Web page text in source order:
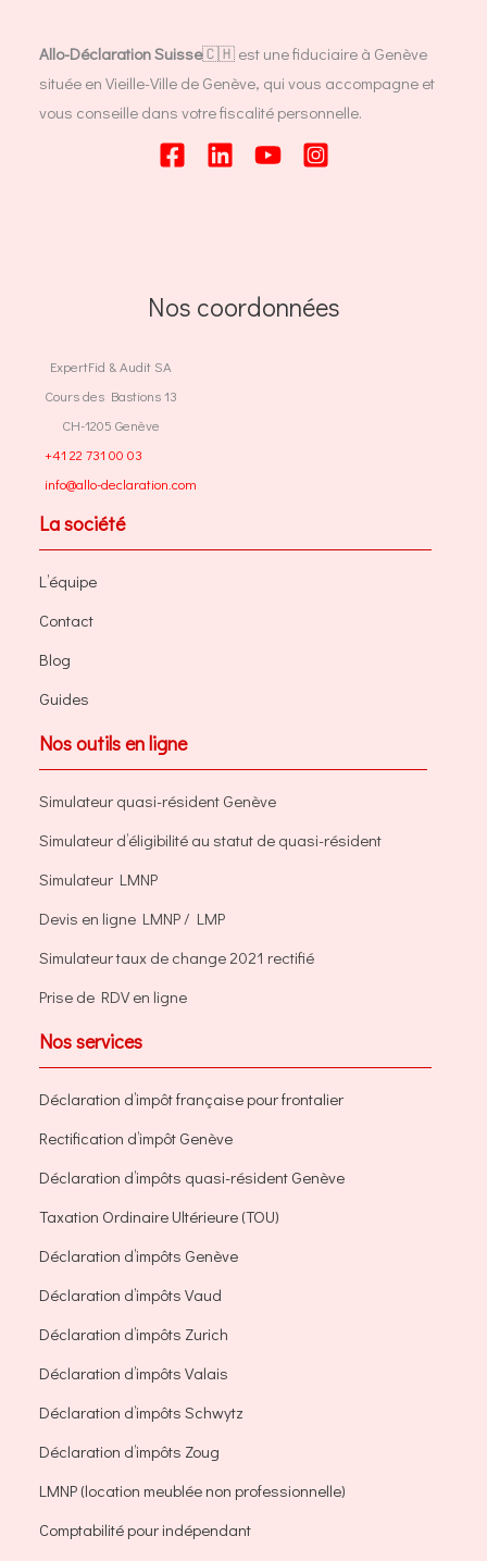
Allo-Déclaration Suisse🇨🇭 est une fiduciaire à Genève
située en Vieille-Ville de Genève, qui vous accompagne et
vous conseille dans votre fiscalité personnelle.
Nos coordonnées
ExpertFid & Audit SA
Cours des Bastions 13
CH-1205 Genève
+41 22 731 00 03
info@allo-declaration.com
La société
L’équipe
Contact
Blog
Guides
Nos outils en ligne
Simulateur quasi-résident Genève
Simulateur d’éligibilité au statut de quasi-résident
Simulateur LMNP
Devis en ligne LMNP / LMP
Simulateur taux de change 2021 rectifié
Prise de RDV en ligne
Nos services
Déclaration d’impôt française pour frontalier
Rectification d’impôt Genève
Déclaration d’impôts quasi-résident Genève
Taxation Ordinaire Ultérieure (TOU)
Déclaration d’impôts Genève
Déclaration d’impôts Vaud
Déclaration d’impôts Zurich
Déclaration d’impôts Valais
Déclaration d’impôts Schwytz
Déclaration d’impôts Zoug
LMNP (location meublée non professionnelle)
Comptabilité pour indépendant